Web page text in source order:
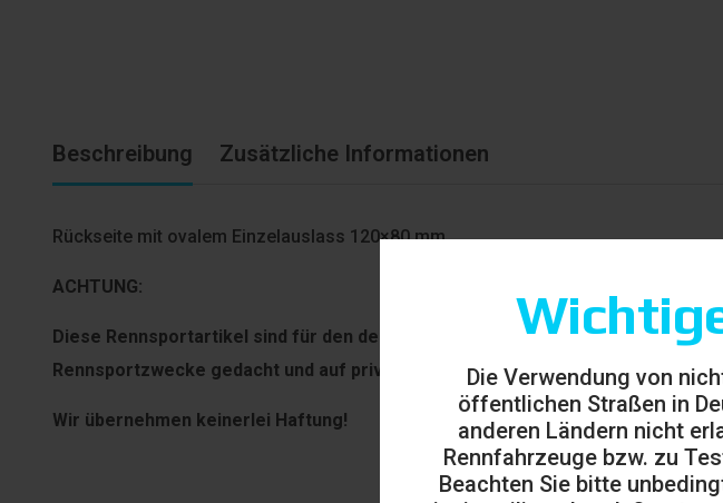
Die Verwendung von
öffentlichen Straßen in
anderen Ländern nicht
Rennfahrzeuge bzw. zu
Beachten Sie bitte
Beschreibung Zusätzliche Informationen
Rückseite mit ovalem Einzelauslass 120×80 mm
ACHTUNG:
Diese Rennsportartikel sind für den deut­schen Straßenverkehr nicht
Rennsportzwecke gedacht und auf privaten, geschlossenen Rennstrecken zu
Wir übernehmen keinerlei Haftung!